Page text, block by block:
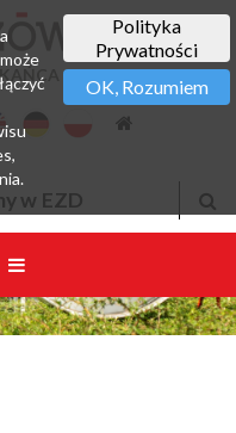
Polityka
Prywatności
OK, Rozumiem